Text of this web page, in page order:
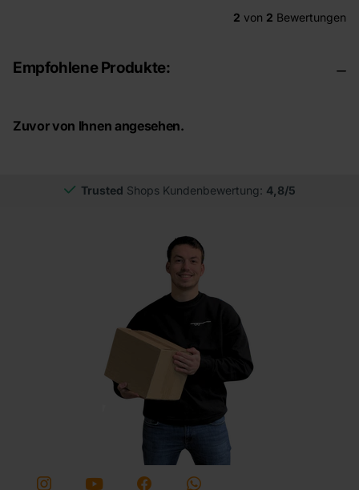
2 von 2 Bewertungen
Empfohlene Produkte:
Zuvor von Ihnen angesehen.
Trusted Shops Kundenbewertung: 4,8/5